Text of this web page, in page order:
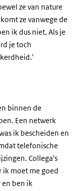
ze van nature
ze vanwege de
ik dus niet. Als je
je toch
binnen de
Een netwerk
ik bescheiden en
telefonische
Collega's
ik moet me goed
en ben ik